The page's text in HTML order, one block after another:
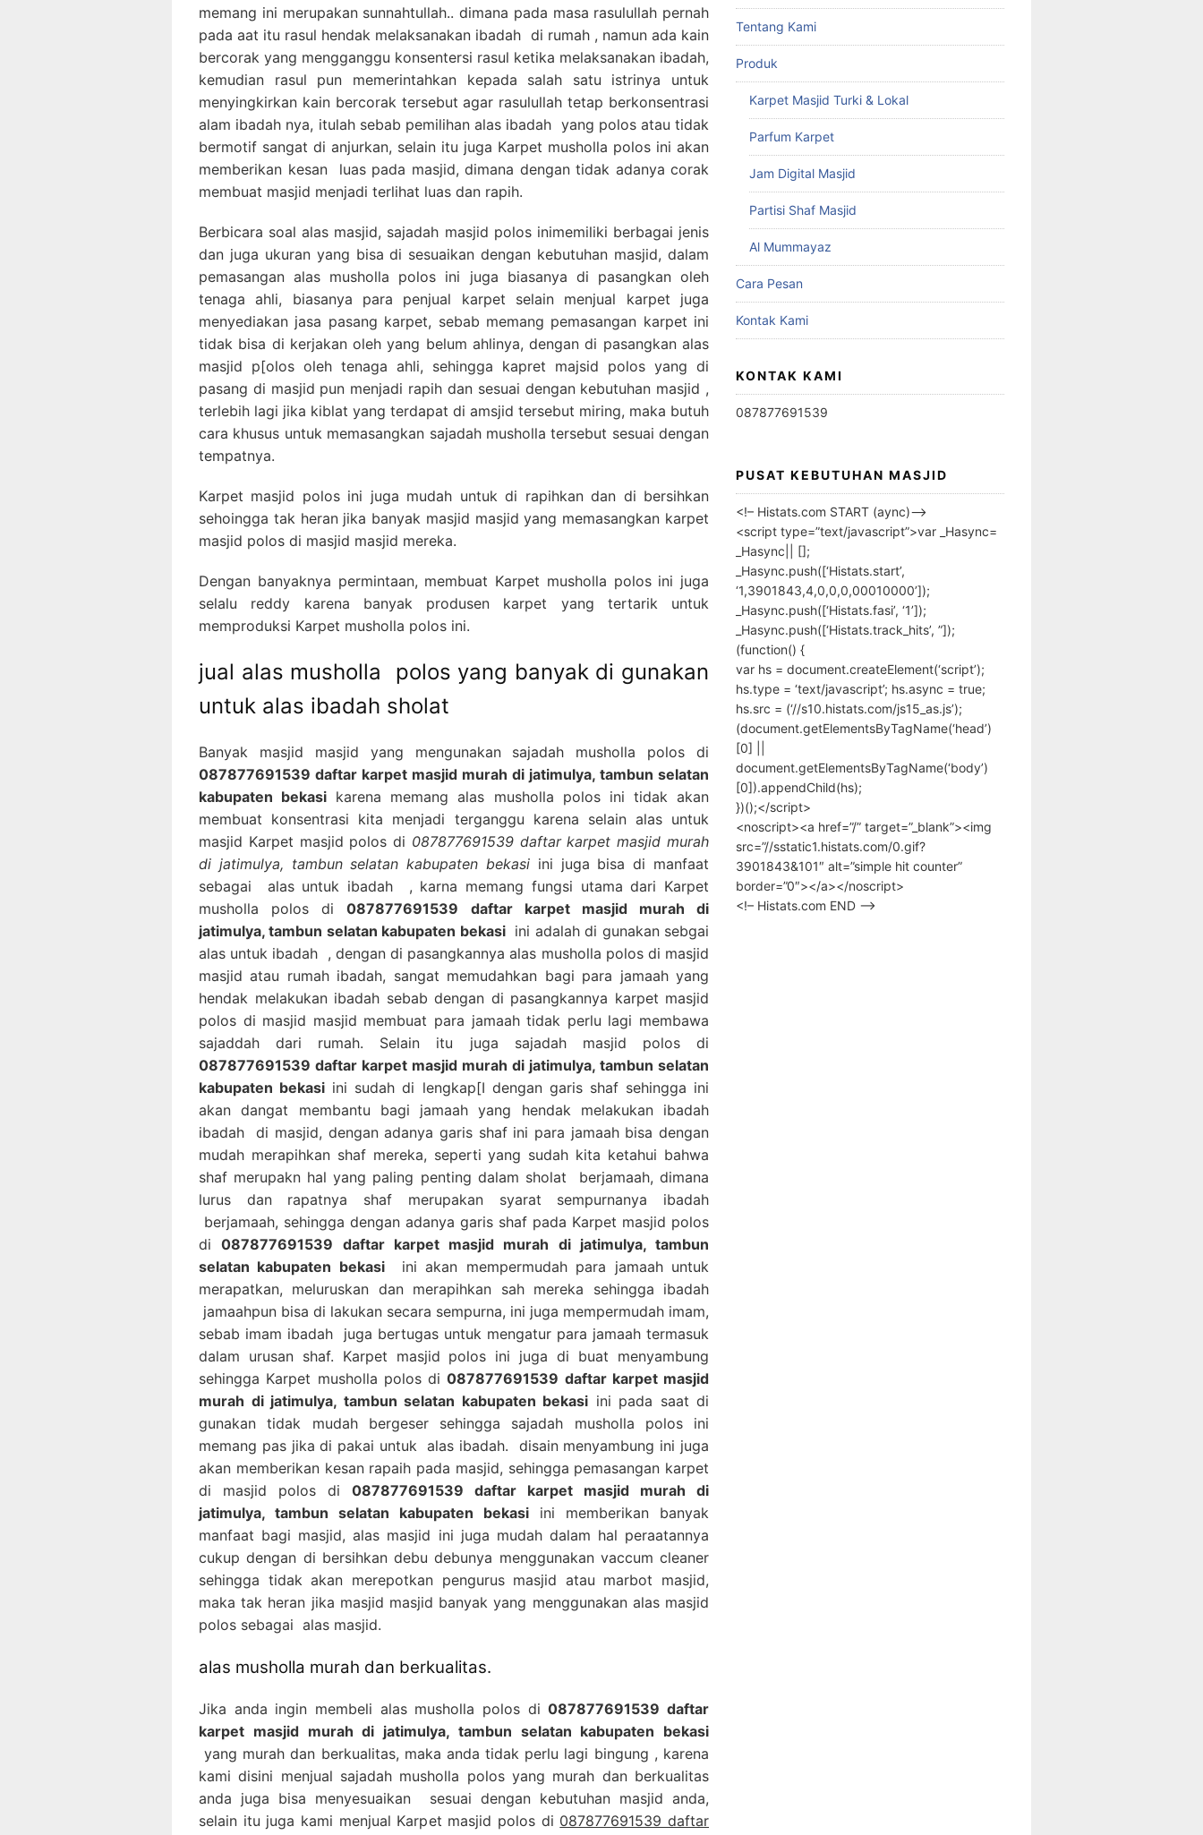
memang ini merupakan sunnahtullah.. dimana pada masa rasulullah pernah
pada aat itu rasul hendak melaksanakan ibadah di rumah , namun ada kain
bercorak yang mengganggu konsentersi rasul ketika melaksanakan ibadah,
kemudian rasul pun memerintahkan kepada salah satu istrinya untuk
menyingkirkan kain bercorak tersebut agar rasulullah tetap berkonsentrasi
alam ibadah nya, itulah sebab pemilihan alas ibadah yang polos atau tidak
bermotif sangat di anjurkan, selain itu juga Karpet musholla polos ini akan
memberikan kesan luas pada masjid, dimana dengan tidak adanya corak
membuat masjid menjadi terlihat luas dan rapih.
Berbicara soal alas masjid, sajadah masjid polos inimemiliki berbagai jenis
dan juga ukuran yang bisa di sesuaikan dengan kebutuhan masjid, dalam
pemasangan alas musholla polos ini juga biasanya di pasangkan oleh
tenaga ahli, biasanya para penjual karpet selain menjual karpet juga
menyediakan jasa pasang karpet, sebab memang pemasangan karpet ini
tidak bisa di kerjakan oleh yang belum ahlinya, dengan di pasangkan alas
masjid p[olos oleh tenaga ahli, sehingga kapret majsid polos yang di
pasang di masjid pun menjadi rapih dan sesuai dengan kebutuhan masjid ,
terlebih lagi jika kiblat yang terdapat di amsjid tersebut miring, maka butuh
cara khusus untuk memasangkan sajadah musholla tersebut sesuai dengan
tempatnya.
Karpet masjid polos ini juga mudah untuk di rapihkan dan di bersihkan
sehoingga tak heran jika banyak masjid masjid yang memasangkan karpet
masjid polos di masjid masjid mereka.
Dengan banyaknya permintaan, membuat Karpet musholla polos ini juga
selalu reddy karena banyak produsen karpet yang tertarik untuk
memproduksi Karpet musholla polos ini.
jual alas musholla polos yang banyak di gunakan
untuk alas ibadah sholat
Banyak masjid masjid yang mengunakan sajadah musholla polos di
087877691539 daftar karpet masjid murah di jatimulya, tambun selatan
kabupaten bekasi karena memang alas musholla polos ini tidak akan
membuat konsentrasi kita menjadi terganggu karena selain alas untuk
masjid Karpet masjid polos di 087877691539 daftar karpet masjid murah
di jatimulya, tambun selatan kabupaten bekasi ini juga bisa di manfaat
sebagai alas untuk ibadah , karna memang fungsi utama dari Karpet
musholla polos di087877691539 daftar karpet masjid murah di
jatimulya, tambun selatan kabupaten bekasiini adalah di gunakan sebgai
alas untuk ibadah , dengan di pasangkannya alas musholla polos di masjid
masjid atau rumah ibadah, sangat memudahkan bagi para jamaah yang
hendak melakukan ibadah sebab dengan di pasangkannya karpet masjid
polos di masjid masjid membuat para jamaah tidak perlu lagi membawa
sajaddah dari rumah. Selain itu juga sajadah masjid polos di
087877691539 daftar karpet masjid murah di jatimulya, tambun selatan
kabupaten bekasi ini sudah di lengkap[I dengan garis shaf sehingga ini
akan dangat membantu bagi jamaah yang hendak melakukan ibadah
ibadah di masjid, dengan adanya garis shaf ini para jamaah bisa dengan
mudah merapihkan shaf mereka, seperti yang sudah kita ketahui bahwa
shaf merupakn hal yang paling penting dalam sholat berjamaah, dimana
lurus dan rapatnya shaf merupakan syarat sempurnanya ibadah
berjamaah, sehingga dengan adanya garis shaf pada Karpet masjid polos
di087877691539 daftar karpet masjid murah di jatimulya, tambun
selatan kabupaten bekasiini akan mempermudah para jamaah untuk
merapatkan, meluruskan dan merapihkan sah mereka sehingga ibadah
jamaahpun bisa di lakukan secara sempurna, ini juga mempermudah imam,
sebab imam ibadah juga bertugas untuk mengatur para jamaah termasuk
dalam urusan shaf. Karpet masjid polos ini juga di buat menyambung
sehingga Karpet musholla polos di087877691539 daftar karpet masjid
murah di jatimulya, tambun selatan kabupaten bekasi ini pada saat di
gunakan tidak mudah bergeser sehingga sajadah musholla polos ini
memang pas jika di pakai untuk alas ibadah. disain menyambung ini juga
akan memberikan kesan rapaih pada masjid, sehingga pemasangan karpet
di masjid polos di 087877691539 daftar karpet masjid murah di
jatimulya, tambun selatan kabupaten bekasi ini memberikan banyak
manfaat bagi masjid, alas masjid ini juga mudah dalam hal peraatannya
cukup dengan di bersihkan debu debunya menggunakan vaccum cleaner
sehingga tidak akan merepotkan pengurus masjid atau marbot masjid,
maka tak heran jika masjid masjid banyak yang menggunakan alas masjid
polos sebagai alas masjid.
alas musholla murah dan berkualitas.
Jika anda ingin membeli alas musholla polos di087877691539 daftar
karpet masjid murah di jatimulya, tambun selatan kabupaten bekasi
yang murah dan berkualitas, maka anda tidak perlu lagi bingung , karena
kami disini menjual sajadah musholla polos yang murah dan berkualitas
anda juga bisa menyesuaikan sesuai dengan kebutuhan masjid anda,
selain itu juga kami menjual Karpet masjid polos di 087877691539 daftar
Tentang Kami
Produk
Karpet Masjid Turki & Lokal
Parfum Karpet
Jam Digital Masjid
Partisi Shaf Masjid
Al Mummayaz
Cara Pesan
Kontak Kami
KONTAK KAMI
087877691539
PUSAT KEBUTUHAN MASJID
<!– Histats.com START (aync)–>
<script type=”text/javascript”>var _Hasync=
_Hasync|| [];
_Hasync.push([‘Histats.start’,
‘1,3901843,4,0,0,0,00010000’]);
_Hasync.push([‘Histats.fasi’, ‘1’]);
_Hasync.push([‘Histats.track_hits’, ”]);
(function() {
var hs = document.createElement(‘script’);
hs.type = ‘text/javascript’; hs.async = true;
hs.src = (‘//s10.histats.com/js15_as.js’);
(document.getElementsByTagName(‘head’)
[0] ||
document.getElementsByTagName(‘body’)
[0]).appendChild(hs);
})();</script>
<noscript><a href=”/” target=”_blank”><img
src=”//sstatic1.histats.com/0.gif?
3901843&101″ alt=”simple hit counter”
border=”0″></a></noscript>
<!– Histats.com END –>